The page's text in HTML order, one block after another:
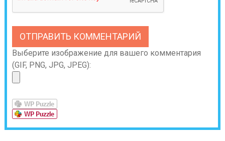
Выберите изображение для вашего комментария
(GIF, PNG, JPG, JPEG):